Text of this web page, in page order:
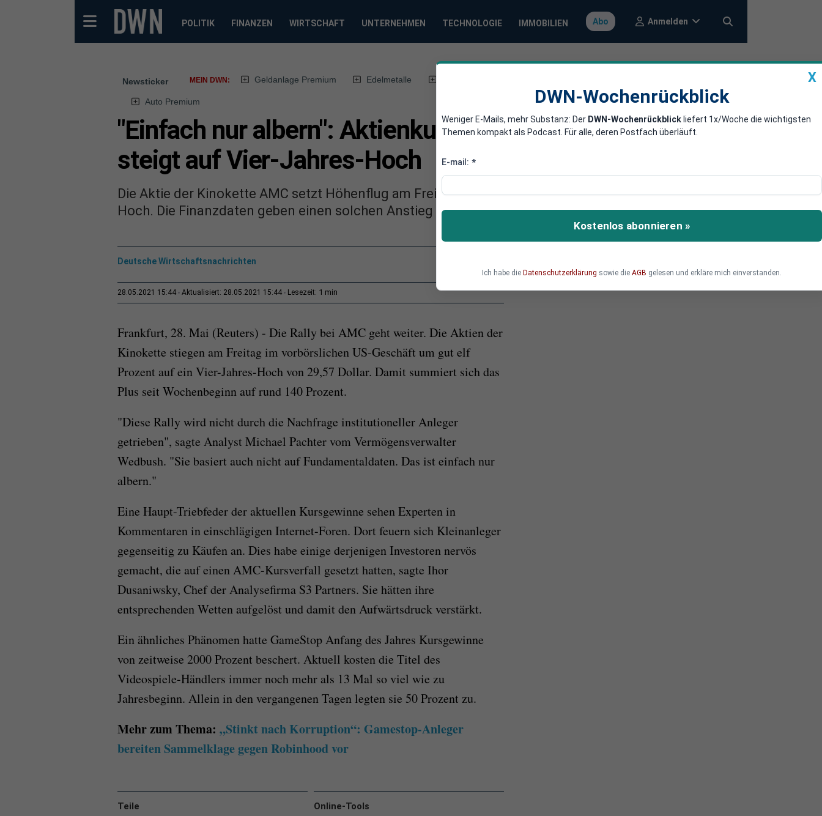
POLITIK FINANZEN WIRTSCHAFT UNTERNEHMEN TECHNOLOGIE IMMOBILIEN Abo Anmelden
Newsticker MEIN DWN: Geldanlage Premium Edelmetalle
Auto Premium
"Einfach nur albern": Aktienkurs von Kinokette AMC
steigt auf Vier-Jahres-Hoch
Die Aktie der Kinokette AMC setzt Höhenflug am Freitag fort und steigt auf ein Vier-Jahres-
Hoch. Die Finanzdaten geben einen solchen Anstieg nicht her, sagen Analysten.
Deutsche Wirtschaftsnachrichten
28.05.2021 15:44 Aktualisiert: 28.05.2021 15:44 Lesezeit: 1 min
Frankfurt, 28. Mai (Reuters) - Die Rally bei AMC geht weiter. Die Aktien der
Kinokette stiegen am Freitag im vorbörslichen US-Geschäft um gut elf
Prozent auf ein Vier-Jahres-Hoch von 29,57 Dollar. Damit summiert sich das
Plus seit Wochenbeginn auf rund 140 Prozent.
"Diese Rally wird nicht durch die Nachfrage institutioneller Anleger
getrieben", sagte Analyst Michael Pachter vom Vermögensverwalter
Wedbush. "Sie basiert auch nicht auf Fundamentaldaten. Das ist einfach nur
albern."
Eine Haupt-Triebfeder der aktuellen Kursgewinne sehen Experten in
Kommentaren in einschlägigen Internet-Foren. Dort feuern sich Kleinanleger
gegenseitig zu Käufen an. Dies habe einige derjenigen Investoren nervös
gemacht, die auf einen AMC-Kursverfall gesetzt hatten, sagte Ihor
Dusaniwsky, Chef der Analysefirma S3 Partners. Sie hätten ihre
entsprechenden Wetten aufgelöst und damit den Aufwärtsdruck verstärkt.
Ein ähnliches Phänomen hatte GameStop Anfang des Jahres Kursgewinne
von zeitweise 2000 Prozent beschert. Aktuell kosten die Titel des
Videospiele-Händlers immer noch mehr als 13 Mal so viel wie zu
Jahresbeginn. Allein in den vergangenen Tagen legten sie 50 Prozent zu.
Mehr zum Thema: „Stinkt nach Korruption“: Gamestop-Anleger
bereiten Sammelklage gegen Robinhood vor
Online-Tools
Teile
X
DWN-Wochenrückblick
Weniger E-Mails, mehr Substanz: Der DWN-Wochenrückblick liefert 1x/Woche die wichtigsten
Themen kompakt als Podcast. Für alle, deren Postfach überläuft.
E-mail: *
Kostenlos abonnieren »
Ich habe die Datenschutzerklärung sowie die AGB gelesen und erkläre mich einverstanden.